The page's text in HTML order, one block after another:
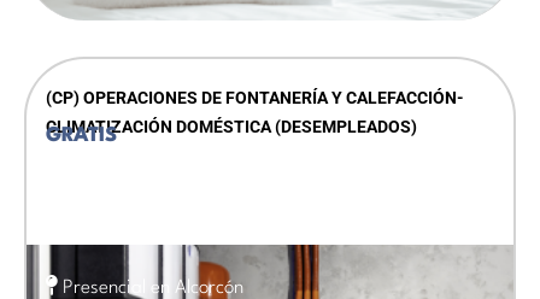
(CP) OPERACIONES DE FONTANERÍA Y CALEFACCIÓN-
CLIMATIZACIÓN DOMÉSTICA (DESEMPLEADOS)
GRATIS
Presencial en Alcorcón